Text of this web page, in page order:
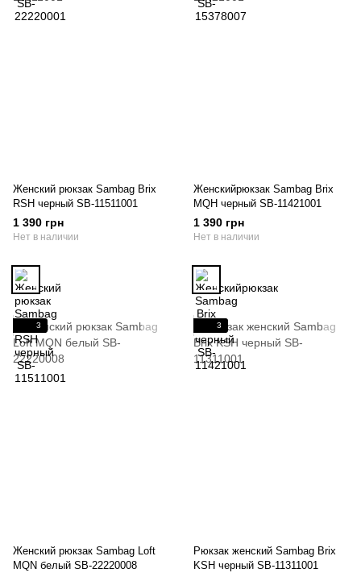
Женский рюкзак Sambag Brix
RSH черный SB-11511001
1 390 грн
Нет в наличии
Женскийрюкзак Sambag Brix
MQH черный SB-11421001
1 390 грн
Нет в наличии
3
Женский рюкзак Sambag Loft
MQN белый SB-22220008
3
Рюкзак женский Sambag Brix
KSH черный SB-11311001